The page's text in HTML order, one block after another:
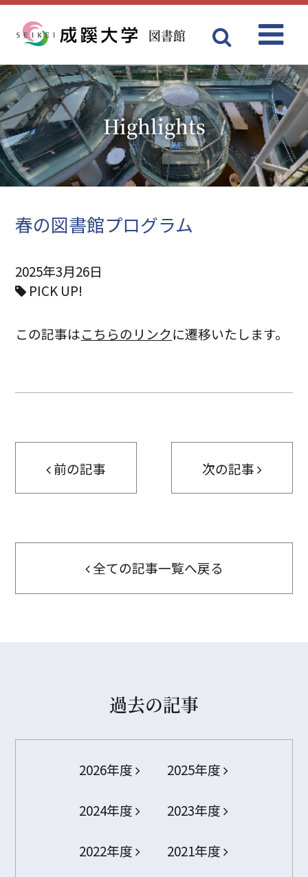
図書館
Highlights
春の図書館プログラム
2025年3月26日
PICK UP!
この記事はこちらのリンクに遷移いたします。
前の記事 次の記事
全ての記事一覧へ戻る
過去の記事
2026年度 2025年度
2024年度 2023年度
2022年度 2021年度